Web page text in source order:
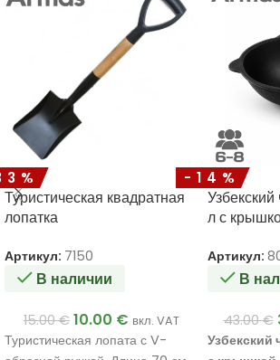
Туристическая квадратная
лопатка
Артикул: 7150
В наличии
15.00€ 10.00 € вкл. VAT
Туристическая лопата с V-
-14%
Узбекский
л с
Артикул:
В
43.00€
Узбекский